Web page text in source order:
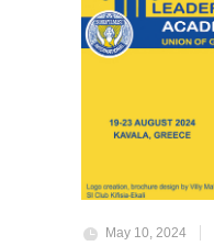
May 10, 2024